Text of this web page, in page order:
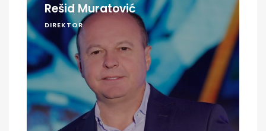
Rešid Muratović
DIREKTOR